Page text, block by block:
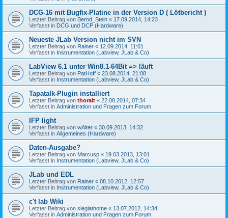
DCG-16 mit Bugfix-Platine in der Version D ( Lötbericht )
Letzter Beitrag von Bernd_Stein « 17.09.2014, 14:23
Verfasst in DCG und DCP (Hardware)
Neueste JLab Version nicht im SVN
Letzter Beitrag von Rainer « 12.09.2014, 11:01
Verfasst in Instrumentation (Labview, JLab & Co)
LabView 6.1 unter Win8.1-64Bit => läuft
Letzter Beitrag von PatHoff « 23.08.2014, 21:08
Verfasst in Instrumentation (Labview, JLab & Co)
Tapatalk-Plugin installiert
Letzter Beitrag von thoralt « 22.08.2014, 07:34
Verfasst in Administration und Fragen zum Forum
IFP light
Letzter Beitrag von wAlter « 30.09.2013, 14:32
Verfasst in Allgemeines (Hardware)
Daten-Ausgabe?
Letzter Beitrag von Marcusp « 19.03.2013, 13:01
Verfasst in Instrumentation (Labview, JLab & Co)
JLab und EDL
Letzter Beitrag von Rainer « 08.10.2012, 12:57
Verfasst in Instrumentation (Labview, JLab & Co)
c't lab Wiki
Letzter Beitrag von siegiathome « 13.07.2012, 14:34
Verfasst in Administration und Fragen zum Forum